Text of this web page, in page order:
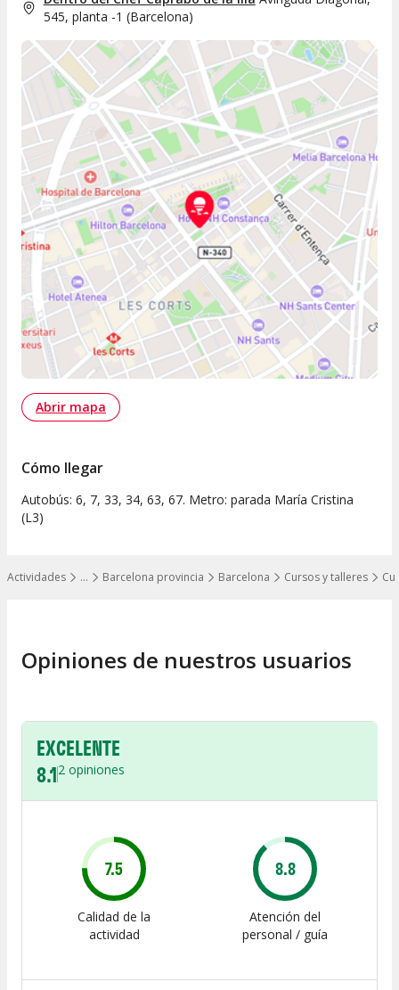
…
Mostrar todos los niveles
Actividades Barcelona provincia Barcelona Cursos y talleres
545, planta -1 (Barcelona)
Abrir mapa
Cómo llegar
Autobús: 6, 7, 33, 34, 63, 67. Metro: parada María Cristina
(L3)
Opiniones de nuestros usuarios
EXCELENTE
8.12 opiniones
7.5
Calidad de la
actividad
8.8
Atención del
personal / guía